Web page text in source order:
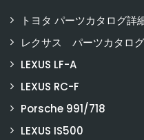
トヨタ パーツカタログ詳
レクサス パーツカタロ
LEXUS LF-A
LEXUS RC-F
Porsche 991/718
LEXUS IS500